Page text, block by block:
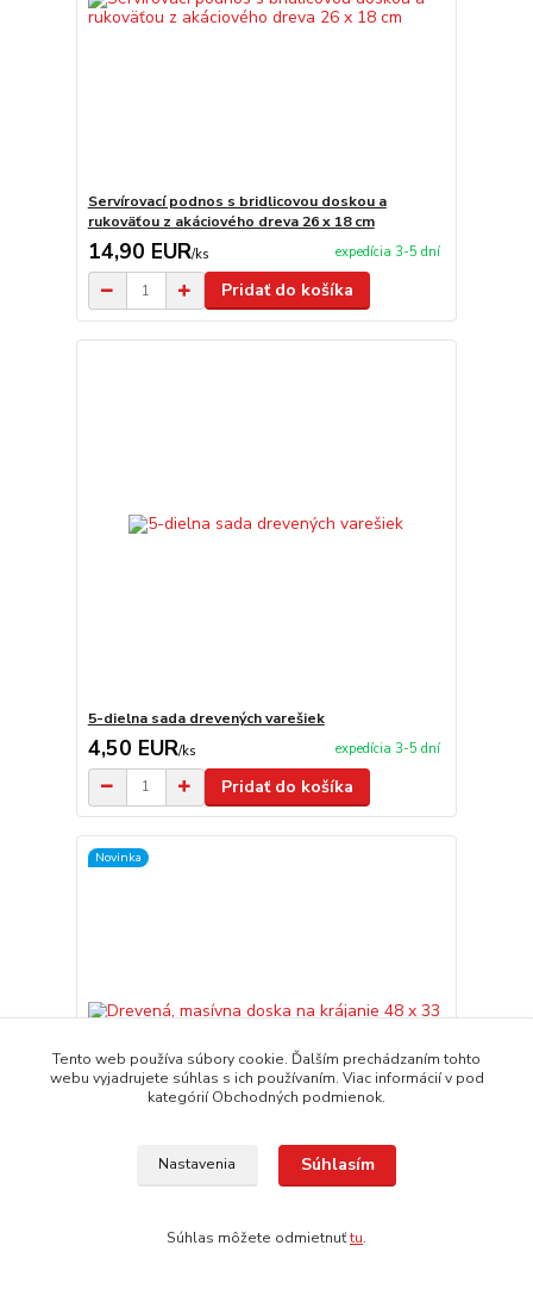
Servírovací podnos s bridlicovou doskou a
rukoväťou z akáciového dreva 26 x 18 cm
14,90 EUR/ks expedícia 3-5 dní
Pridať do košíka
5-dielna sada drevených varešiek
4,50 EUR/ks expedícia 3-5 dní
Pridať do košíka
Novinka
19,50 EUR/ks expedícia 3-5 dní
Tento web používa súbory cookie. Ďalším prechádzaním tohto
webu vyjadrujete súhlas s ich používaním. Viac informácií v pod
kategórií Obchodných podmienok.
Nastavenia Súhlasím
Súhlas môžete odmietnuťtu.